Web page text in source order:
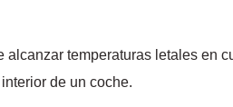
temperaturas letales en
de un coche.